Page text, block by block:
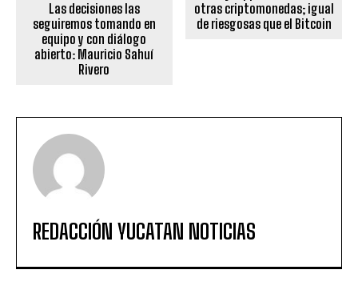
Las decisiones las
seguiremos tomando en
equipo y con diálogo
abierto: Mauricio Sahuí
Rivero
otras criptomonedas; igual
de riesgosas que el Bitcoin
REDACCIÓN YUCATAN NOTICIAS